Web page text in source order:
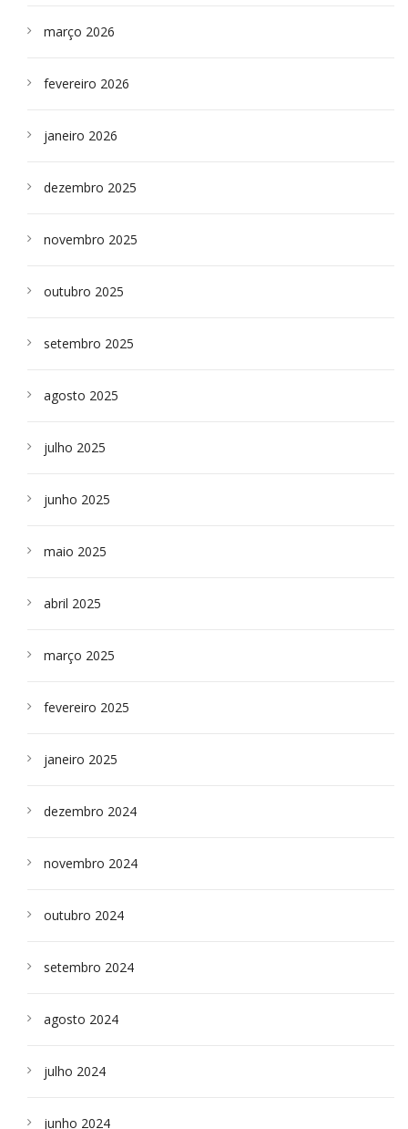
março 2026
fevereiro 2026
janeiro 2026
dezembro 2025
novembro 2025
outubro 2025
setembro 2025
agosto 2025
julho 2025
junho 2025
maio 2025
abril 2025
março 2025
fevereiro 2025
janeiro 2025
dezembro 2024
novembro 2024
outubro 2024
setembro 2024
agosto 2024
julho 2024
junho 2024